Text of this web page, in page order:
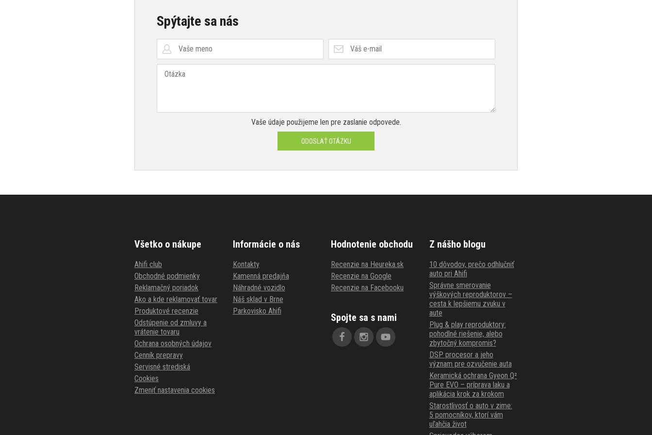
Spýtajte sa nás
Vaše údaje použijeme len pre zaslanie odpovede.
ODOSLAŤ OTÁZKU
Všetko o nákupe
Ahifi club
Obchodné podmienky
Reklamačný poriadok
Ako a kde reklamovať tovar
Produktové recenzie
Odstúpenie od zmluvy a
vrátenie tovaru
Ochrana osobných údajov
Cenník prepravy
Servisné strediská
Cookies
Zmeniť nastavenia cookies
Informácie o nás
Kontakty
Kamenná predajňa
Náhradné vozidlo
Náš sklad v Brne
Parkovisko Ahifi
Hodnotenie obchodu
Recenzie na Heureka.sk
Recenzie na Google
Recenzie na Facebooku
Spojte sa s nami
Z nášho blogu
10 dôvodov, prečo odhlučniť
auto pri Ahifi
Správne smerovanie
výškových reproduktorov –
cesta k lepšiemu zvuku v
aute
Plug & play reproduktory:
pohodlné riešenie, alebo
zbytočný kompromis?
DSP procesor a jeho
význam pre ozvučenie auta
Keramická ochrana Gyeon Q²
Pure EVO – príprava laku a
aplikácia krok za krokom
Starostlivosť o auto v zime:
5 pomocníkov, ktorí vám
uľahčia život